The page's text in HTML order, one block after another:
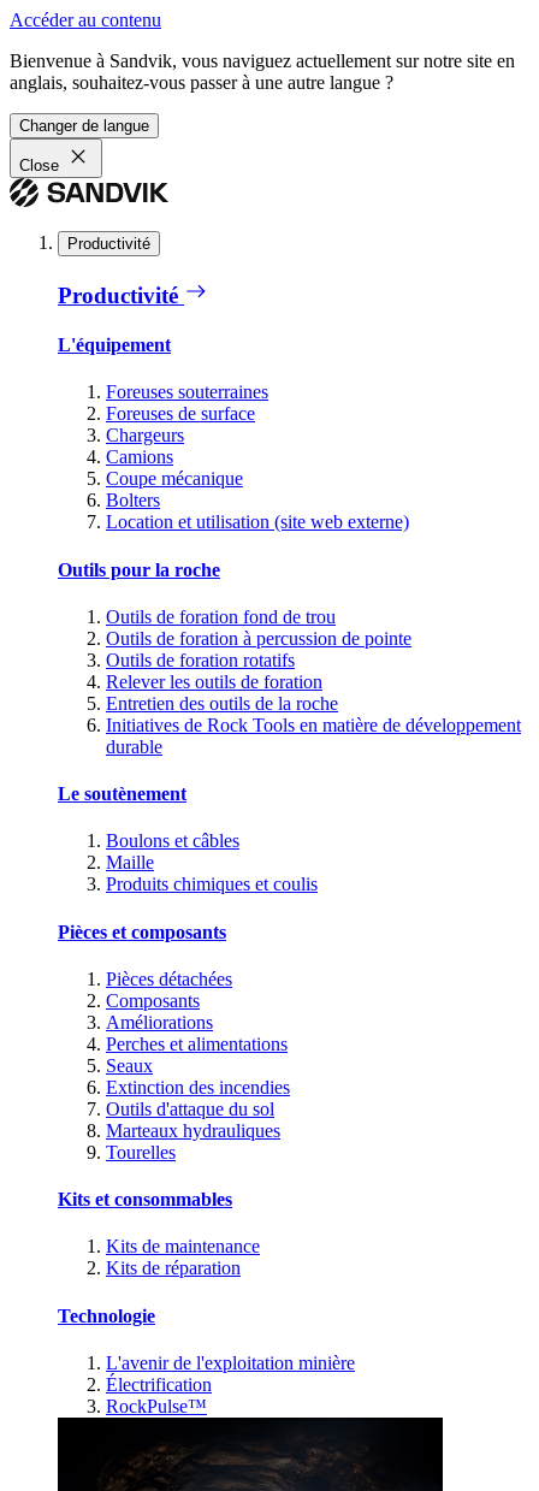
Accéder au contenu
Bienvenue à Sandvik, vous naviguez actuellement sur notre site en
anglais, souhaitez-vous passer à une autre langue ?
Changer de langue
Close
Productivité
Productivité
L'équipement
Foreuses souterraines
Foreuses de surface
Chargeurs
Camions
Coupe mécanique
Bolters
Location et utilisation (site web externe)
Outils pour la roche
Outils de foration fond de trou
Outils de foration à percussion de pointe
Outils de foration rotatifs
Relever les outils de foration
Entretien des outils de la roche
Initiatives de Rock Tools en matière de développement
durable
Le soutènement
Boulons et câbles
Maille
Produits chimiques et coulis
Pièces et composants
Pièces détachées
Composants
Améliorations
Perches et alimentations
Seaux
Extinction des incendies
Outils d'attaque du sol
Marteaux hydrauliques
Tourelles
Kits et consommables
Kits de maintenance
Kits de réparation
Technologie
L'avenir de l'exploitation minière
Électrification
RockPulse™